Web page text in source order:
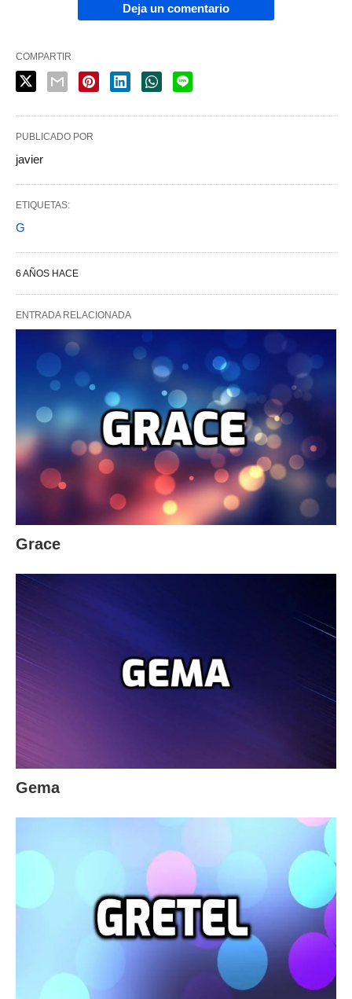
Deja un comentario
COMPARTIR
PUBLICADO POR
javier
ETIQUETAS:
G
6 AÑOS HACE
ENTRADA RELACIONADA
Grace
Gema